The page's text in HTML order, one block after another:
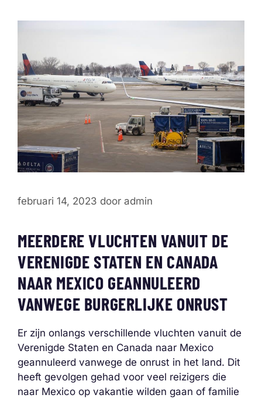
februari 14, 2023 door admin
MEERDERE VLUCHTEN VANUIT DE
VERENIGDE STATEN EN CANADA
NAAR MEXICO GEANNULEERD
VANWEGE BURGERLIJKE ONRUST
Er zijn onlangs verschillende vluchten vanuit de
Verenigde Staten en Canada naar Mexico
geannuleerd vanwege de onrust in het land. Dit
heeft gevolgen gehad voor veel reizigers die
naar Mexico op vakantie wilden gaan of familie